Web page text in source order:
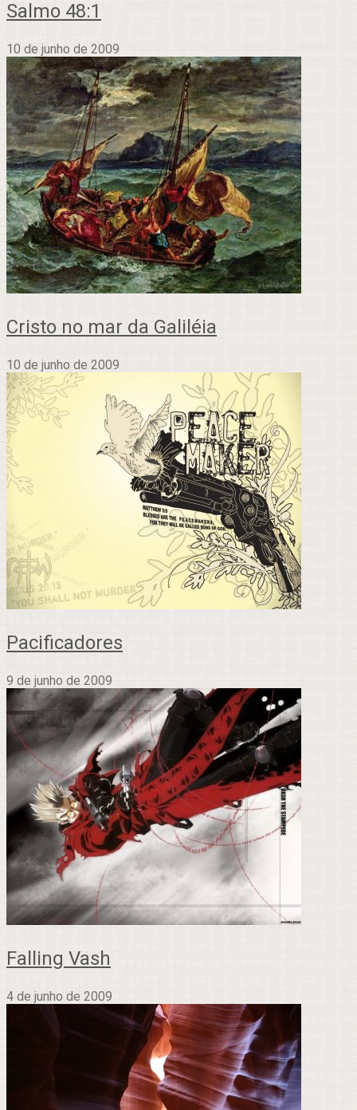
Salmo 48:1
10 de junho de 2009
Cristo no mar da Galiléia
10 de junho de 2009
Pacificadores
9 de junho de 2009
Falling Vash
4 de junho de 2009